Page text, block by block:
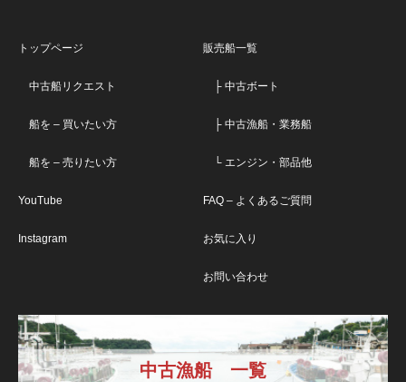
トップページ
中古船リクエスト
船を – 買いたい方
船を – 売りたい方
YouTube
Instagram
販売船一覧
├ 中古ボート
├ 中古漁船・業務船
└ エンジン・部品他
FAQ – よくあるご質問
お気に入り
お問い合わせ
中古漁船 一覧